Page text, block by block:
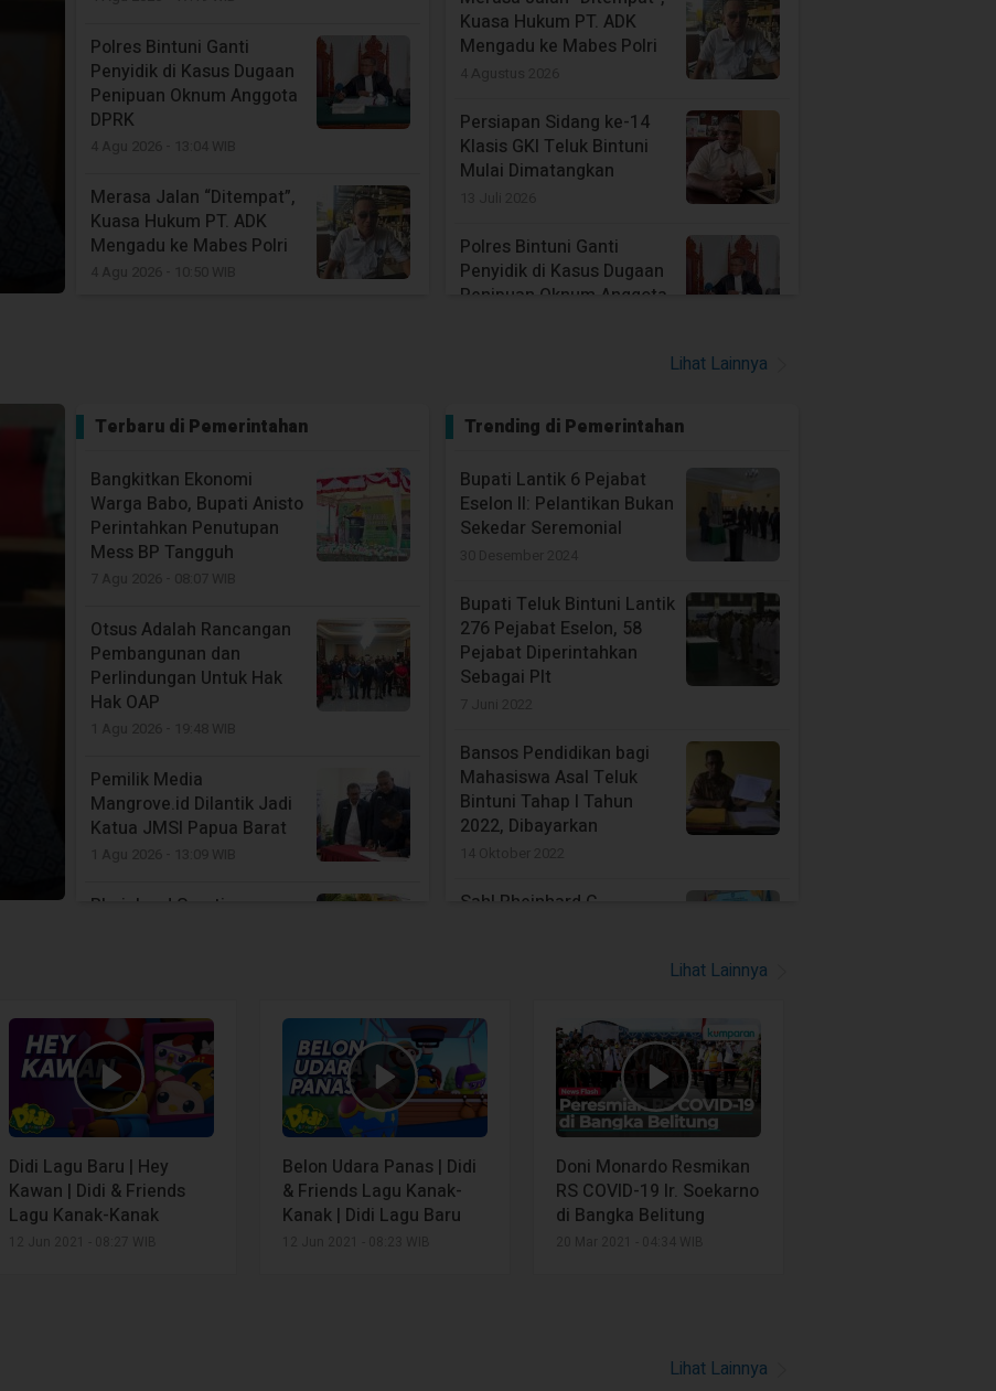
Polres Bintuni Ganti
Penyidik di Kasus Dugaan
Penipuan Oknum Anggota
DPRK
Merasa Jalan “Ditempat”,
Kuasa Hukum PT. ADK
Mengadu ke Mabes Polri
1 Agu 2026 - 19:48 WIB
Pemilik Media
Mangrove.id Dilantik Jadi
Katua JMSI Papua Barat
1 Agu 2026 - 13:09 WIB
Kuasa Hukum PT. ADK
Mengadu ke Mabes Polri
Persiapan Sidang ke-14
Klasis GKI Teluk Bintuni
Mulai Dimatangkan
Polres Bintuni Ganti
Penyidik di Kasus Dugaan
Penipuan Oknum Anggota
Siaga 24 Jam, Kawal
Latihan Paskibraka
26 Juli 2026
Lihat Lainnya
Terbaru di Pemerintahan
Bangkitkan Ekonomi
Warga Babo, Bupati Anisto
Perintahkan Penutupan
Mess BP Tangguh
Otsus Adalah Rancangan
Pembangunan dan
Perlindungan Untuk Hak
Hak OAP
Pemilik Media
Mangrove.id Dilantik Jadi
Katua JMSI Papua Barat
Rheinhard Soroti
Bahas Pengungsi Asal
Moskona, Gubernur Ratas
dengan Komnas HAM
27 Jul 2026 - 15:31 WIB
Trending di Pemerintahan
Bupati Lantik 6 Pejabat
Eselon II: Pelantikan Bukan
Sekedar Seremonial
Bupati Teluk Bintuni Lantik
276 Pejabat Eselon, 58
Pejabat Diperintahkan
Sebagai Plt
Bansos Pendidikan bagi
Mahasiswa Asal Teluk
Bintuni Tahap I Tahun
2022, Dibayarkan
Sah! Rheinhard C.
26 September 2024
Pemda Teluk Bintuni
Klarifikasi Soal
Keterlambatan Bansos
20 September 2022
Lihat Lainnya
Didi Lagu Baru | Hey
Kawan | Didi & Friends
Lagu Kanak-Kanak
Belon Udara Panas | Didi
& Friends Lagu Kanak-
Kanak | Didi Lagu Baru
Doni Monardo Resmikan
RS COVID-19 Ir. Soekarno
di Bangka Belitung
Lihat Lainnya